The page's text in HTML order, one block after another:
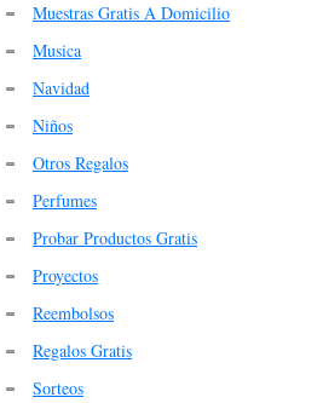
Muestras Gratis A Domicilio
Musica
Navidad
Niños
Otros Regalos
Perfumes
Probar Productos Gratis
Proyectos
Reembolsos
Regalos Gratis
Sorteos